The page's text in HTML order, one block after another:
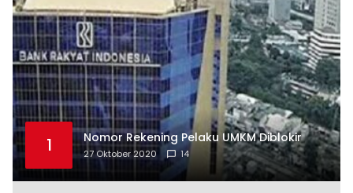
1 Nomor Rekening Pelaku UMKM Diblokir
27 Oktober 2020 14